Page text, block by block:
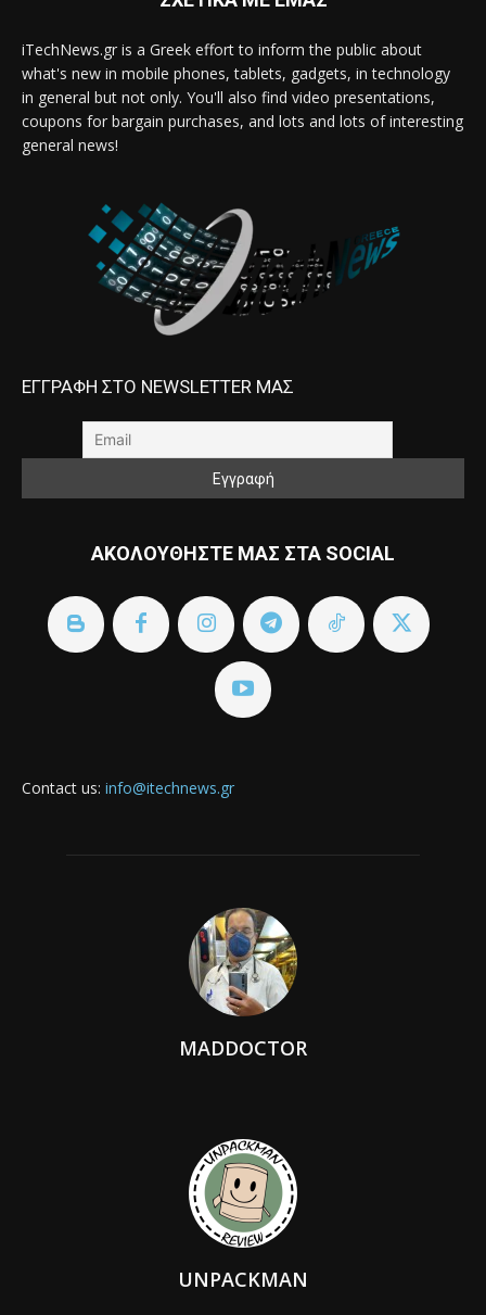
iTechNews.gr is a Greek effort to inform the public about
what's new in mobile phones, tablets, gadgets, in technology
in general but not only. You'll also find video presentations,
coupons for bargain purchases, and lots and lots of interesting
general news!
ΕΓΓΡΑΦΗ ΣΤΟ NEWSLETTER ΜΑΣ
ΑΚΟΛΟΥΘΗΣΤΕ ΜΑΣ ΣΤΑ SOCIAL
Contact us: info@itechnews.gr
MADDOCTOR
UNPACKMAN